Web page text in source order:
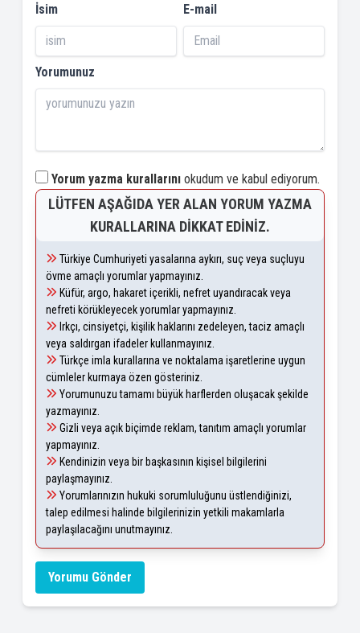
İsim E-mail
Yorumunuz
Yorum yazma kurallarını okudum ve kabul ediyorum.
LÜTFEN AŞAĞIDA YER ALAN YORUM YAZMA
KURALLARINA DIKKAT EDINIZ.
Türkiye Cumhuriyeti yasalarına aykırı, suç veya suçluyu
övme amaçlı yorumlar yapmayınız.
Küfür, argo, hakaret içerikli, nefret uyandıracak veya
nefreti körükleyecek yorumlar yapmayınız.
Irkçı, cinsiyetçi, kişilik haklarını zedeleyen, taciz amaçlı
veya saldırgan ifadeler kullanmayınız.
Türkçe imla kurallarına ve noktalama işaretlerine uygun
cümleler kurmaya özen gösteriniz.
Yorumunuzu tamamı büyük harflerden oluşacak şekilde
yazmayınız.
Gizli veya açık biçimde reklam, tanıtım amaçlı yorumlar
yapmayınız.
Kendinizin veya bir başkasının kişisel bilgilerini
paylaşmayınız.
Yorumlarınızın hukuki sorumluluğunu üstlendiğinizi,
talep edilmesi halinde bilgilerinizin yetkili makamlarla
paylaşılacağını unutmayınız.
Yorumu Gönder